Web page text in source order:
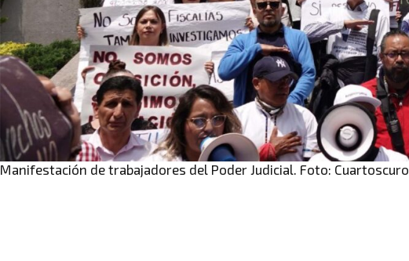
Manifestación de trabajadores del Poder Judicial. Foto: Cuartoscuro